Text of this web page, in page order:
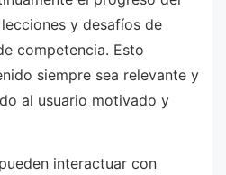
y desafíos de
competencia. Esto
siempre sea relevante y
al usuario motivado y
interactuar con